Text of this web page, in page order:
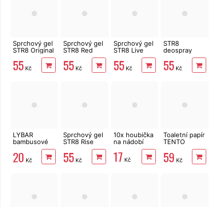
Sprchový gel
STR8 Original
55 Kč
Sprchový gel
STR8 Red
Code 400 ml
55Kč
Sprchový gel
STR8 Live
True 400 ml
55Kč
STR8
deospray
AHEAD 150
ml
55 Kč
LYBAR
bambusové
tyčinky 200
ks
20 Kč
Sprchový gel
STR8 Rise
55Kč
10x houbička
na nádobí
17 Kč
Toaletní papír
TENTO
3vrstvý 8 rolí,
144 m
59 Kč